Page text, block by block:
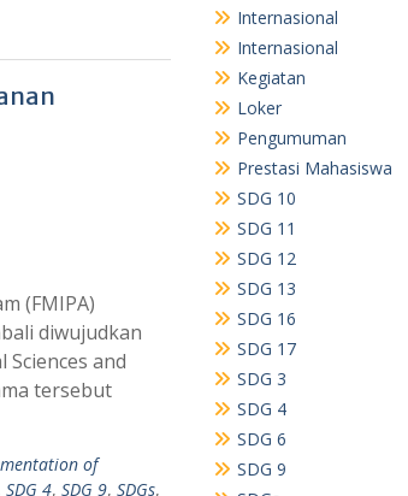
(FMIPA)
diwujudkan
and
tersebut
of
SDG 4, SDG 9, SDGs,
Internasional
Internasional
Kegiatan
Loker
Pengumuman
Prestasi Mahasiswa
SDG 10
SDG 11
SDG 12
SDG 13
SDG 16
SDG 17
SDG 3
SDG 4
SDG 6
SDG 9